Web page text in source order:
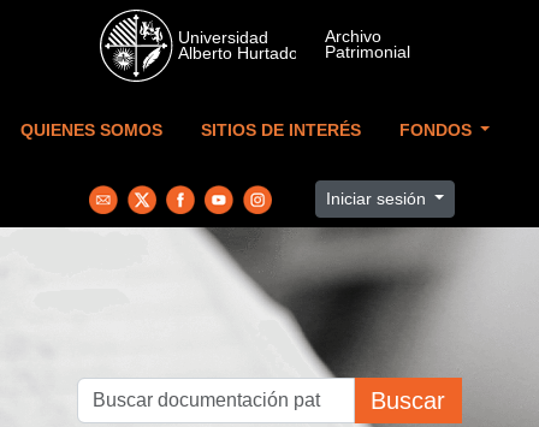
Skip to main content
QUIENES SOMOS SITIOS DE INTERÉS FONDOS
Iniciar sesión
Buscar